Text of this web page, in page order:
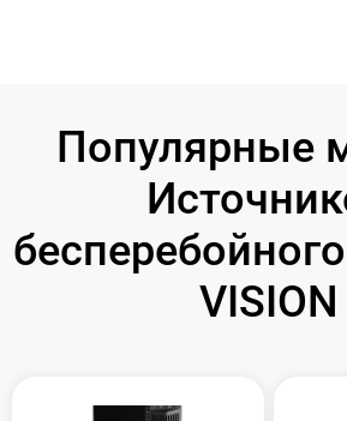
Популярные
VISION